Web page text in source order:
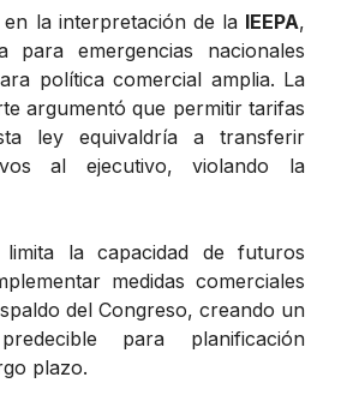
la interpretación de la IEEPA,
para emergencias nacionales
política comercial amplia. La
argumentó que permitir tarifas
ley equivaldría a transferir
al ejecutivo, violando la
limita la capacidad de futuros
medidas comerciales
del Congreso, creando un
para planificación
plazo.